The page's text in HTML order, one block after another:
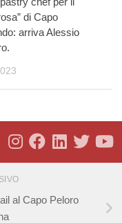
di Capo
arriva Alessio
al Capo Peloro